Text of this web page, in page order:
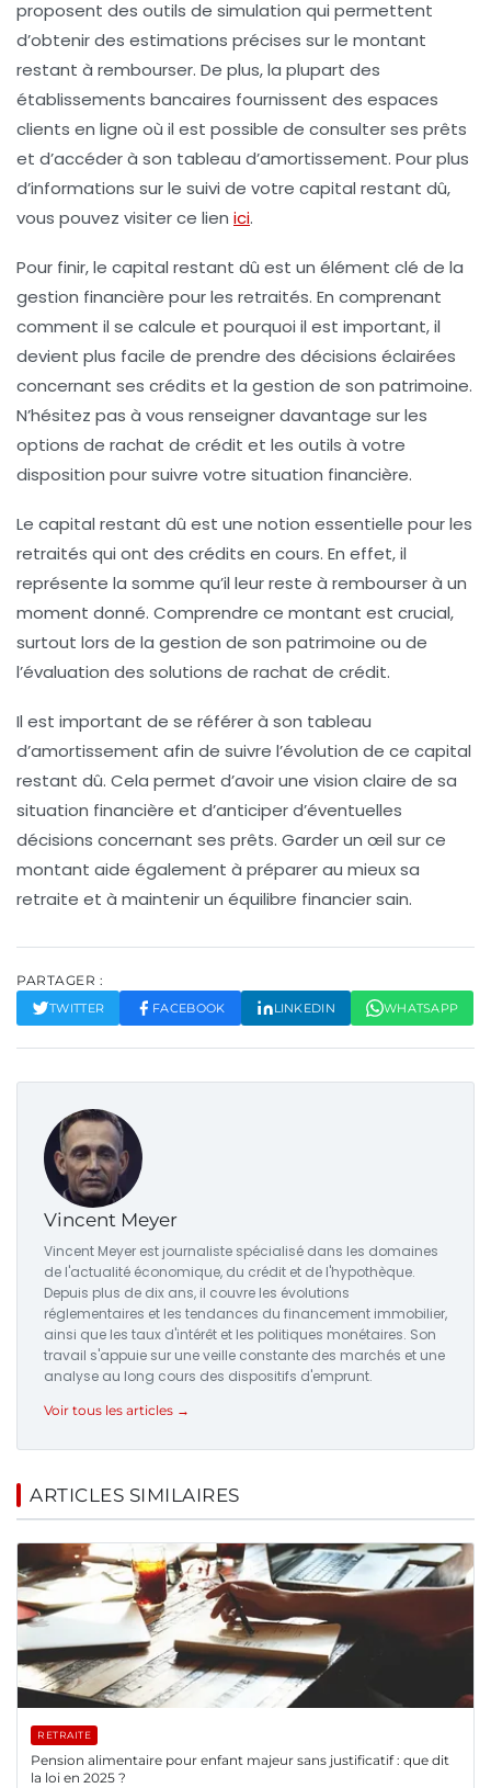
proposent des outils de simulation qui permettent
d’obtenir des estimations précises sur le montant
restant à rembourser. De plus, la plupart des
établissements bancaires fournissent des espaces
clients en ligne où il est possible de consulter ses prêts
et d’accéder à son tableau d’amortissement. Pour plus
d’informations sur le suivi de votre capital restant dû,
vous pouvez visiter ce lien ici.
Pour finir, le capital restant dû est un élément clé de la
gestion financière pour les retraités. En comprenant
comment il se calcule et pourquoi il est important, il
devient plus facile de prendre des décisions éclairées
concernant ses crédits et la gestion de son patrimoine.
N’hésitez pas à vous renseigner davantage sur les
options de rachat de crédit et les outils à votre
disposition pour suivre votre situation financière.
Le capital restant dû est une notion essentielle pour les
retraités qui ont des crédits en cours. En effet, il
représente la somme qu’il leur reste à rembourser à un
moment donné. Comprendre ce montant est crucial,
surtout lors de la gestion de son patrimoine ou de
l’évaluation des solutions de rachat de crédit.
Il est important de se référer à son tableau
d’amortissement afin de suivre l’évolution de ce capital
restant dû. Cela permet d’avoir une vision claire de sa
situation financière et d’anticiper d’éventuelles
décisions concernant ses prêts. Garder un œil sur ce
montant aide également à préparer au mieux sa
retraite et à maintenir un équilibre financier sain.
PARTAGER :
TWITTER FACEBOOK LINKEDIN WHATSAPP
Vincent Meyer
Vincent Meyer est journaliste spécialisé dans les domaines
de l'actualité économique, du crédit et de l'hypothèque.
Depuis plus de dix ans, il couvre les évolutions
réglementaires et les tendances du financement immobilier,
ainsi que les taux d'intérêt et les politiques monétaires. Son
travail s'appuie sur une veille constante des marchés et une
analyse au long cours des dispositifs d'emprunt.
Voir tous les articles →
ARTICLES SIMILAIRES
RETRAITE
Pension alimentaire pour enfant majeur sans justificatif : que dit
la loi en 2025 ?